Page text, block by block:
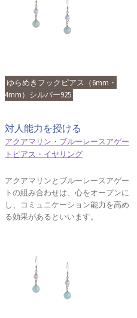
ゆらめきフックピアス（6mm・
4mm）シルバー925
対人能力を授ける
アクアマリン・ブルーレースアゲー
トピアス・イヤリング
アクアマリンとブルーレースアゲー
トの組み合わせは、心をオープンに
し、コミュニケーション能力を高め
る効果があるといいます。